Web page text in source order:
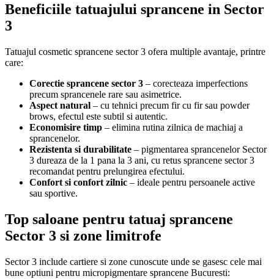
Beneficiile tatuajului sprancene in Sector
3
Tatuajul cosmetic sprancene sector 3 ofera multiple avantaje, printre
care:
Corectie sprancene sector 3 – corecteaza imperfections
precum sprancenele rare sau asimetrice.
Aspect natural – cu tehnici precum fir cu fir sau powder
brows, efectul este subtil si autentic.
Economisire timp – elimina rutina zilnica de machiaj a
sprancenelor.
Rezistenta si durabilitate – pigmentarea sprancenelor Sector
3 dureaza de la 1 pana la 3 ani, cu retus sprancene sector 3
recomandat pentru prelungirea efectului.
Confort si confort zilnic – ideale pentru persoanele active
sau sportive.
Top saloane pentru tatuaj sprancene
Sector 3 si zone limitrofe
Sector 3 include cartiere si zone cunoscute unde se gasesc cele mai
bune optiuni pentru micropigmentare sprancene Bucuresti: